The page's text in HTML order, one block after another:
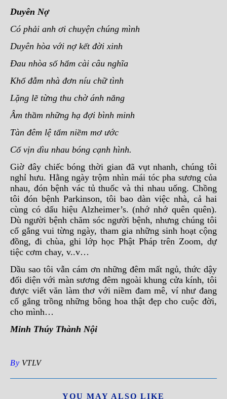
Duyên Nợ
Có phải anh ơi chuyện chúng mình
Duyên hòa với nợ kết đời xinh
Đau nhòa số hẩm cài câu nghĩa
Khổ đẫm nhà đơn níu chữ tình
Lặng lẽ từng thu chờ ánh nắng
Âm thầm những hạ đợi bình minh
Tàn đêm lệ tẩm niềm mơ ước
Cố vịn dìu nhau bóng cạnh hình.
Giờ đây chiếc bóng thời gian đã vụt nhanh, chúng tôi
nghỉ hưu. Hằng ngày trộm nhìn mái tóc pha sương của
nhau, đón bệnh vác tủ thuốc và thi nhau uống. Chồng
tôi đón bệnh Parkinson, tôi bao dàn việc nhà, cả hai
cùng có dấu hiệu Alzheimer’s. (nhớ nhớ quên quên).
Dù người bệnh chăm sóc người bệnh, nhưng chúng tôi
cố gắng vui từng ngày, tham gia những sinh hoạt cộng
đồng, đi chùa, ghi lớp học Phật Pháp trên Zoom, dự
tiệc cơm chay, v..v…
Dầu sao tôi vẫn cám ơn những đêm mất ngủ, thức dậy
đối diện với màn sương đêm ngoài khung cửa kính, tôi
được viết văn làm thơ với niềm đam mê, ví như đang
cố gắng trồng những bông hoa thật đẹp cho cuộc đời,
cho mình…
Minh Thúy Thành Nội
By VTLV
YOU MAY ALSO LIKE